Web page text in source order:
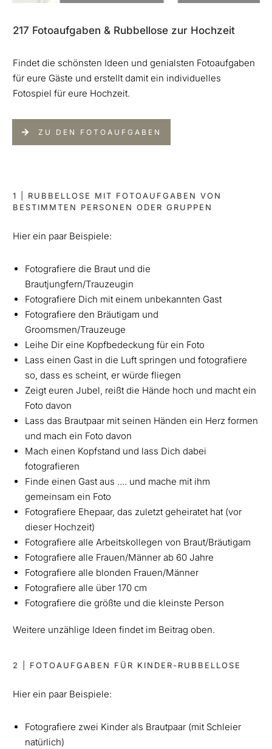
217 Fotoaufgaben & Rubbellose zur Hochzeit
Findet die schönsten Ideen und genialsten Fotoaufgaben
für eure Gäste und erstellt damit ein individuelles
Fotospiel für eure Hochzeit.
ZU DEN FOTOAUFGABEN
1 | RUBBELLOSE MIT FOTOAUFGABEN VON
BESTIMMTEN PERSONEN ODER GRUPPEN
Hier ein paar Beispiele:
Fotografiere die Braut und die
Brautjungfern/Trauzeugin
Fotografiere Dich mit einem unbekannten Gast
Fotografiere den Bräutigam und
Groomsmen/Trauzeuge
Leihe Dir eine Kopfbedeckung für ein Foto
Lass einen Gast in die Luft springen und fotografiere
so, dass es scheint, er würde fliegen
Zeigt euren Jubel, reißt die Hände hoch und macht ein
Foto davon
Lass das Brautpaar mit seinen Händen ein Herz formen
und mach ein Foto davon
Mach einen Kopfstand und lass Dich dabei
fotografieren
Finde einen Gast aus .... und mache mit ihm
gemeinsam ein Foto
Fotografiere Ehepaar, das zuletzt geheiratet hat (vor
dieser Hochzeit)
Fotografiere alle Arbeitskollegen von Braut/Bräutigam
Fotografiere alle Frauen/Männer ab 60 Jahre
Fotografiere alle blonden Frauen/Männer
Fotografiere alle über 170 cm
Fotografiere die größte und die kleinste Person
Weitere unzählige Ideen findet im Beitrag oben.
2 | FOTOAUFGABEN FÜR KINDER-RUBBELLOSE
Hier ein paar Beispiele:
Fotografiere zwei Kinder als Brautpaar (mit Schleier
natürlich)